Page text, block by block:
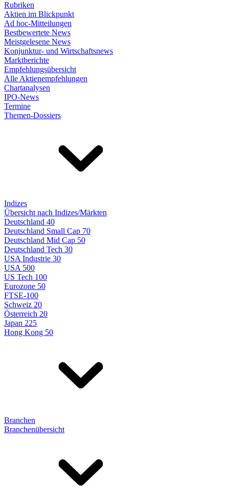
Rubriken
Aktien im Blickpunkt
Ad hoc-Mitteilungen
Bestbewertete News
Meistgelesene News
Konjunktur- und Wirtschaftsnews
Marktberichte
Empfehlungsübersicht
Alle Aktienempfehlungen
Chartanalysen
IPO-News
Termine
Themen-Dossiers
Indizes
Übersicht nach Indizes/Märkten
Deutschland 40
Deutschland Small Cap 70
Deutschland Mid Cap 50
Deutschland Tech 30
USA Industrie 30
USA 500
US Tech 100
Eurozone 50
FTSE-100
Schweiz 20
Österreich 20
Japan 225
Hong Kong 50
Branchen
Branchenübersicht